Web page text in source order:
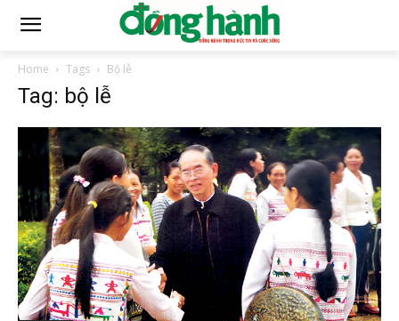
Home Tags Bộ lễ
Tag: bộ lễ